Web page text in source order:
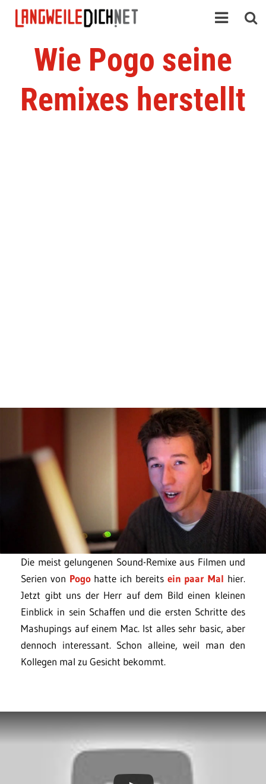
Wie Pogo seine
Remixes herstellt
Die meist gelungenen Sound-Remixe aus Filmen und
Serien von Pogohatte ich bereits ein paar Mal hier.
Jetzt gibt uns der Herr auf dem Bild einen kleinen
Einblick in sein Schaffen und die ersten Schritte des
Mashupings auf einem Mac. Ist alles sehr basic, aber
dennoch interessant. Schon alleine, weil man den
Kollegen mal zu Gesicht bekommt.